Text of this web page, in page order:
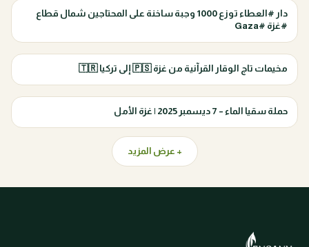
دار #العطاء توزع 1000 وجبة ساخنة على المحتاجين شمال قطاع
#غزة #Gaza
مخيمات تاج الوقار القرآنية من غزة 🇵🇸 إلى تركيا 🇹🇷
حملة سقيا الماء – 7 ديسمبر 2025 | غزة الأمل
+ عرض المزيد